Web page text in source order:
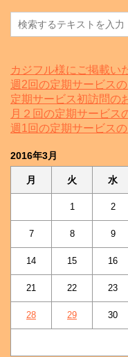
カジフル様にご掲載い
週2回の定期サービス
定期サービス初訪問の
月２回の定期サービス
週1回の定期サービス
2016年3月
月 火 水
1 2
7 8 9
14 15 16
21 22 23
28 29 30